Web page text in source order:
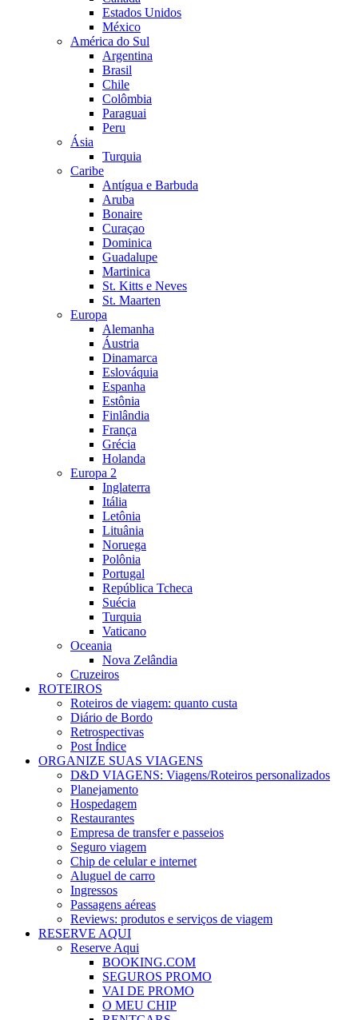
Estados Unidos
México
América do Sul
Argentina
Brasil
Chile
Colômbia
Paraguai
Peru
Ásia
Turquia
Caribe
Antígua e Barbuda
Aruba
Bonaire
Curaçao
Dominica
Guadalupe
Martinica
St. Kitts e Neves
St. Maarten
Europa
Alemanha
Áustria
Dinamarca
Eslováquia
Espanha
Estônia
Finlândia
França
Grécia
Holanda
Europa 2
Inglaterra
Itália
Letônia
Lituânia
Noruega
Polônia
Portugal
República Tcheca
Suécia
Turquia
Vaticano
Oceania
Nova Zelândia
Cruzeiros
ROTEIROS
Roteiros de viagem: quanto custa
Diário de Bordo
Retrospectivas
Post Índice
ORGANIZE SUAS VIAGENS
D&D VIAGENS: Viagens/Roteiros personalizados
Planejamento
Hospedagem
Restaurantes
Empresa de transfer e passeios
Seguro viagem
Chip de celular e internet
Aluguel de carro
Ingressos
Passagens aéreas
Reviews: produtos e serviços de viagem
RESERVE AQUI
Reserve Aqui
BOOKING.COM
SEGUROS PROMO
VAI DE PROMO
O MEU CHIP